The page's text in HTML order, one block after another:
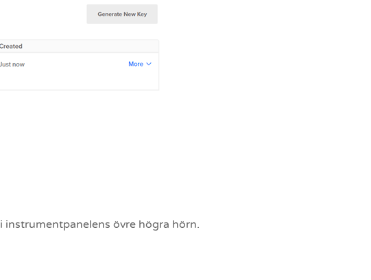
i instrumentpanelens övre högra hörn.